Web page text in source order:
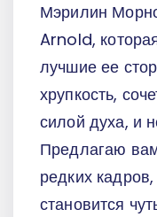
Мэрилин
Arnold,
лучшие ее
хрупкость,
силой духа, и
Предлагаю
редких
становится